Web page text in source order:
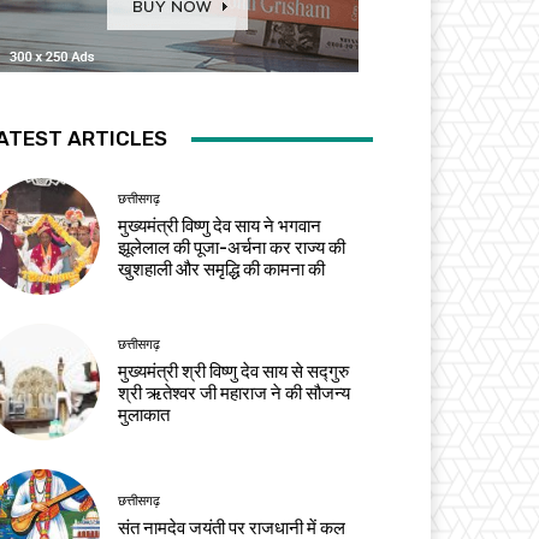
ARTICLES
छत्तीसगढ़
मुख्यमंत्री विष्णु देव साय ने भगवान
झूलेलाल की पूजा-अर्चना कर राज्य की
खुशहाली और समृद्धि की कामना की
छत्तीसगढ़
मुख्यमंत्री श्री विष्णु देव साय से सद्गुरु
श्री ऋतेश्वर जी महाराज ने की सौजन्य
मुलाकात
छत्तीसगढ़
संत नामदेव जयंती पर राजधानी में कल